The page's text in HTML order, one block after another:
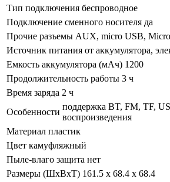
Тип подключения беспроводное
Подключение сменного носителя да
Прочие разъемы AUX, micro USB,
Источник питания от аккумулятора,
Емкость аккумулятора (мАч) 1200
Продолжительность работы 3 ч
Время заряда 2 ч
Особенности
поддержка BT, FM, TF,
воспроизведения
Материал пластик
Цвет камуфляжный
Пыле-влаго защита нет
Размеры (ШхВхТ) 161.5 x 68.4 x 68.4